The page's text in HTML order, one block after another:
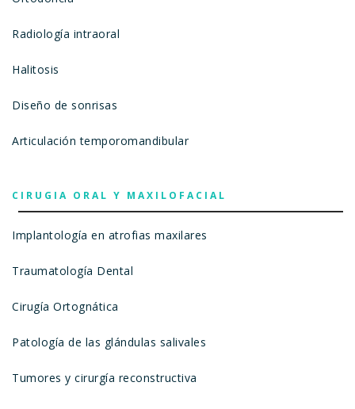
Radiología intraoral
Halitosis
Diseño de sonrisas
Articulación temporomandibular
CIRUGIA ORAL Y MAXILOFACIAL
Implantología en atrofias maxilares
Traumatología Dental
Cirugía Ortognática
Patología de las glándulas salivales
Tumores y cirurgía reconstructiva